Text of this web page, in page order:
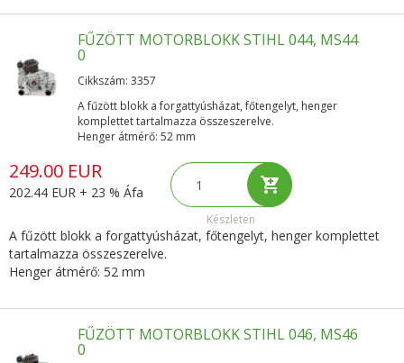
FŰZÖTT MOTORBLOKK STIHL 044, MS44
0
Cikkszám: 3357
A fűzött blokk a forgattyúsházat, főtengelyt, henger
komplettet tartalmazza összeszerelve.
Henger átmérő: 52 mm
249.00 EUR
202.44 EUR + 23 % Áfa
Készleten
A fűzött blokk a forgattyúsházat, főtengelyt, henger komplettet
tartalmazza összeszerelve.
Henger átmérő: 52 mm
FŰZÖTT MOTORBLOKK STIHL 046, MS46
0